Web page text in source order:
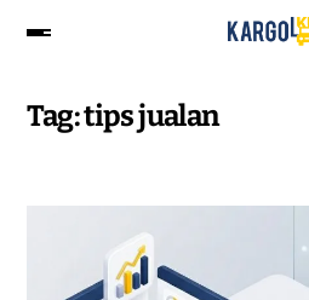
Tag:tips jualan